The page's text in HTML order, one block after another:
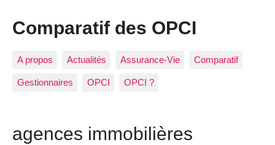
Comparatif des OPCI
A propos Actualités Assurance-Vie Comparatif
Gestionnaires OPCI OPCI ?
agences immobilières